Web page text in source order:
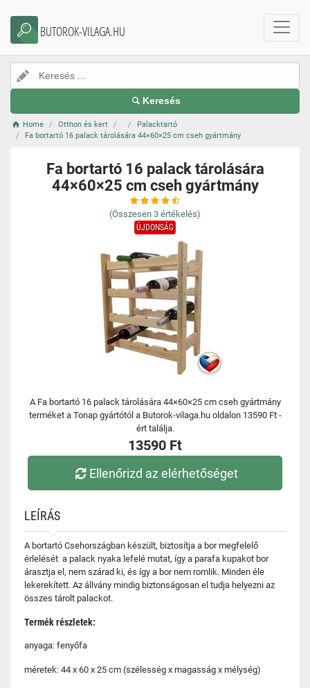
BUTOROK-VILAGA.HU
Keresés
Home Otthon és kert
Palacktartó
Fa bortartó 16 palack tárolására 44×60×25 cm cseh gyártmány
Fa bortartó 16 palack tárolására
44×60×25 cm cseh gyártmány
(Összesen 3 értékelés)
ÚJDONSÁG
A Fa bortartó 16 palack tárolására 44×60×25 cm cseh gyártmány
terméket a Tonap gyártótól a Butorok-vilaga.hu oldalon 13590 Ft -
ért találja.
13590 Ft
Ellenőrizd az elérhetőséget
LEÍRÁS
A bortartó Csehországban készült, biztosítja a bor megfelelő
érlelését a palack nyaka lefelé mutat, így a parafa kupakot bor
árasztja el, nem szárad ki, és így a bor nem romlik. Minden éle
lekerekített. Az állvány mindig biztonságosan el tudja helyezni az
összes tárolt palackot.
Termék részletek:
anyaga: fenyőfa
méretek: 44 x 60 x 25 cm (szélesség x magasság x mélység)